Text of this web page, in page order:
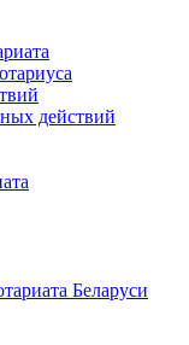
действий
Беларуси